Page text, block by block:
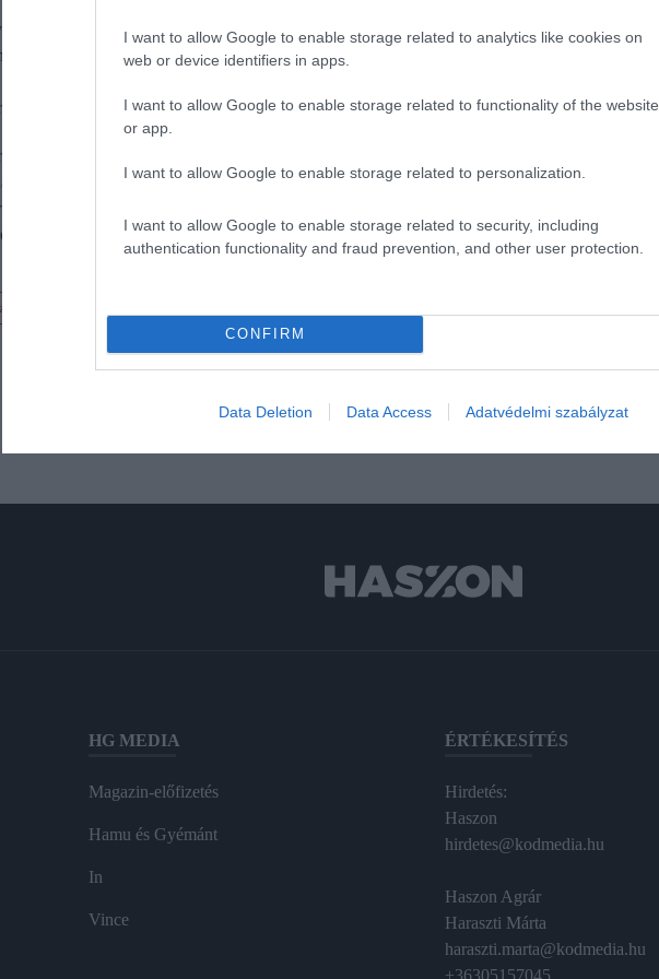
I want to allow Google to enable storage related to analytics like cookies on
web or device identifiers in apps.
I want to allow Google to enable storage related to functionality of the website
or app.
I want to allow Google to enable storage related to personalization.
I want to allow Google to enable storage related to security, including
authentication functionality and fraud prevention, and other user protection.
CONFIRM
Data Deletion Data Access Adatvédelmi szabályzat
KSH adatai szerint Magyarországon
az apartmanok ára 15%-kal emelkedett
képest, de a 3 csillagos hotelek is érdemben drágultak, 9%-kal kell többet
panziókért "csak" 7%-kal kell többet fizetni, ami még így is majdnem a duplája az
4 csillagos hotelek ára csak nagyon mérsékelten, 1%-kal emelkedett.
24,3 százalékának nem megy el nyaralni anyagi okok miatt, ez szám
hogy a szomszédos országok közül többen is megelőznek, de ez sajnos nincs
19,4 százalék a nyaralási szegénység aránya. Egyedül Románia előz
legrosszabb eredményét produkálva 35,8 százalékot ért el.
HG MEDIA
Magazin-előfizetés
Hamu és Gyémánt
In
Vince
ÉRTÉKESÍTÉS
Hirdetés:
Haszon
hirdetes@kodmedia.hu
Haszon Agrár
Haraszti Márta
haraszti.marta@kodmedia.hu